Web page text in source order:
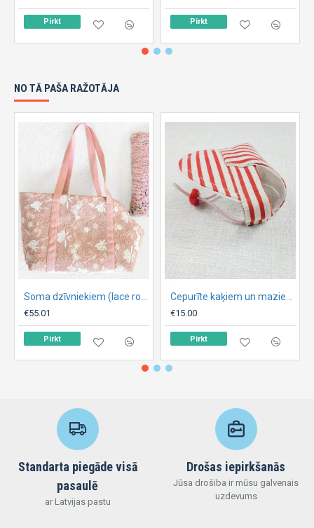
Pirkt Pirkt
NO TĀ PAŠA RAŽOTĀJA
€55.01
Pirkt
€15.00
Pirkt
Standarta piegāde visā
pasaulē
ar Latvijas pastu
Drošas iepirkšanās
Jūsa drošiba ir mūsu galvenais
uzdevums